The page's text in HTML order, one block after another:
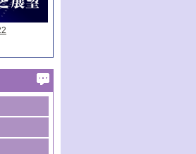
究動向
加速する
燃料/グリ